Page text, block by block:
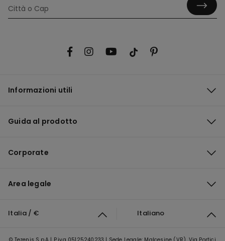
Informazioni utili
Guida al prodotto
Corporate
Area legale
Italia / € Italiano